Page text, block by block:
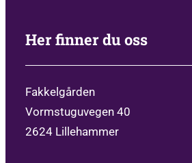
Her finner du oss
Fakkelgården
Vormstuguvegen 40
2624 Lillehammer